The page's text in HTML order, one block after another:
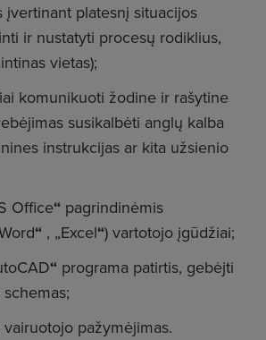
įvertinant platesnį situacijos
ir nustatyti procesų rodiklius,
vietas);
komunikuoti žodine ir rašytine
susikalbėti anglų kalba
instrukcijas ar kita užsienio
Office“ pagrindinėmis
“ , „Excel“) vartotojo įgūdžiai;
“ programa patirtis, gebėjti
pažymėjimas.